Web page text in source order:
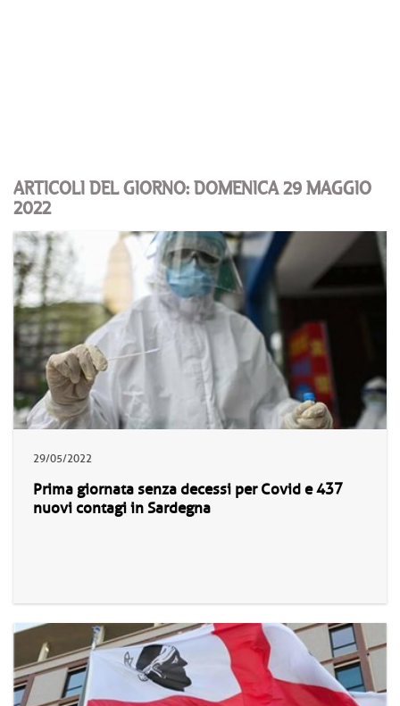
ARTICOLI DEL GIORNO: DOMENICA 29 MAGGIO
2022
29/05/2022
Prima giornata senza decessi per Covid e 437
nuovi contagi in Sardegna